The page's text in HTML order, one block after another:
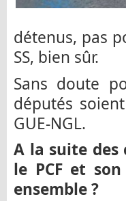
détenus, pas
SS, bien sûr.
Sans doute
députés
GUE-NGL.
A la suite des
le PCF et
ensemble ?